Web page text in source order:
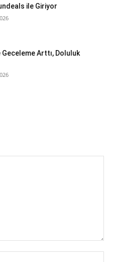
ile Giriyor
Arttı, Doluluk